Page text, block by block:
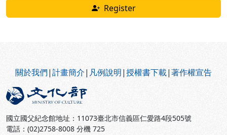
Register
關於我們|計畫簡介| 凡例說明|授權書下載|著作權宣告
國立國父紀念館地址：11073臺北市信義區仁愛路4段505號
電話：(02)2758-8008 分機 725